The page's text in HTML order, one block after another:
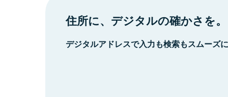
住所に、デジタルの確かさを。
デジタルアドレスで入力も検索もスムーズ